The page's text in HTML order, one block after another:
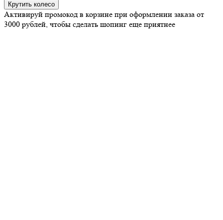
Крутить колесо
Активируй промокод в корзине при оформлении заказа от
3000 рублей, чтобы сделать шопинг еще приятнее